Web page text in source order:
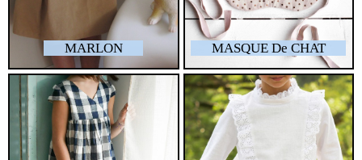
MARLON MASQUE De CHAT